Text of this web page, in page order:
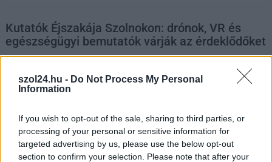
szol24.hu - Do Not Process My Personal
Information
If you wish to opt-out of the sale, sharing to third parties, or
processing of your personal or sensitive information for
targeted advertising by us, please use the below opt-out
section to confirm your selection. Please note that after your
Kutatók Éjszakája Szolnokon: drónok, VR és
egészségügyi bemutatók várják az érdeklődőket
Szeptember 26-án
az innováció ünnepe: a
Kutatók Éjszakája
keretében a Debreceni